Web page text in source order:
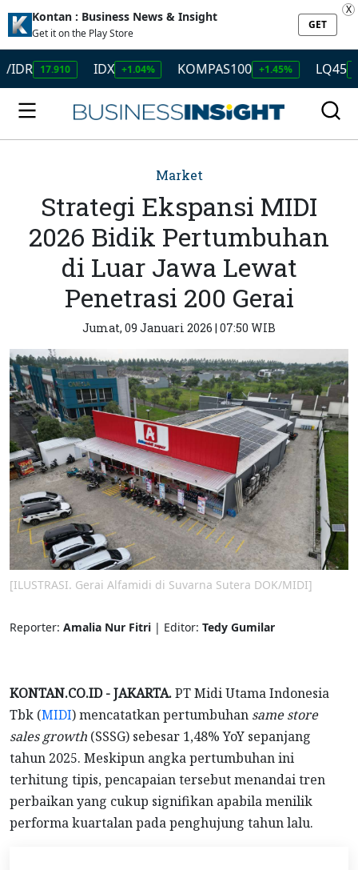
Kontan : Business News & Insight
Get it on the Play Store
GET
X
17.910 IDX +1.04% KOMPAS100 +1.45% LQ45 +1.50%
Market
Strategi Ekspansi MIDI
2026 Bidik Pertumbuhan
di Luar Jawa Lewat
Penetrasi 200 Gerai
Jumat, 09 Januari 2026 | 07:50 WIB
[ILUSTRASI. Gerai Alfamidi di Suvarna Sutera DOK/MIDI]
Reporter: Amalia Nur Fitri | Editor: Tedy Gumilar
KONTAN.CO.ID - JAKARTA.PT Midi Utama Indonesia
Tbk (MIDI) mencatatkan pertumbuhan same store
sales growth (SSSG) sebesar 1,48% YoY sepanjang
tahun 2025. Meskipun angka pertumbuhan ini
terhitung tipis, pencapaian tersebut menandai tren
perbaikan yang cukup signifikan apabila menilik
performa kuartalan pada penghujung tahun lalu.